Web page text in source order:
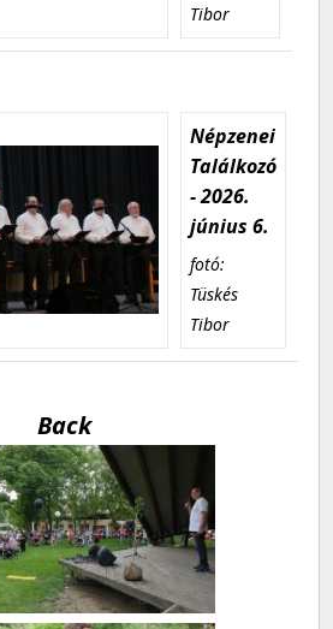
Tibor
Népzenei
Találkozó
- 2026.
június 6.
fotó:
Tüskés
Tibor
Back